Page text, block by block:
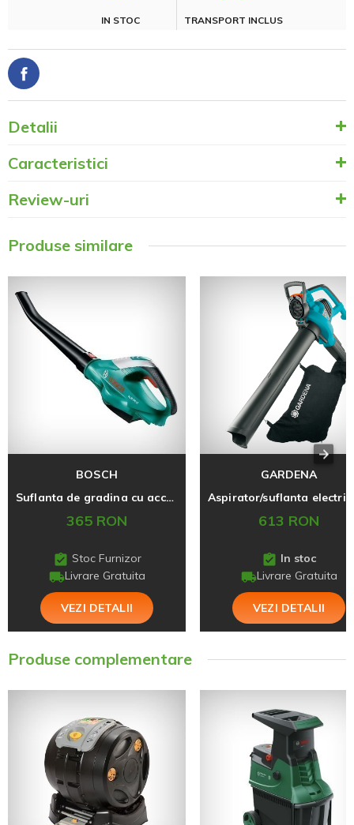
IN STOC TRANSPORT INCLUS
Detalii
Caracteristici
Review-uri
Produse similare
BOSCH
Suflanta de gradina cu accumulator Bosch ALB 18 LI
365 RON
Stoc Furnizor
Livrare Gratuita
VEZI DETALII
GARDENA
613 RON
In stoc
Livrare Gratuita
VEZI DETALII
Produse complementare